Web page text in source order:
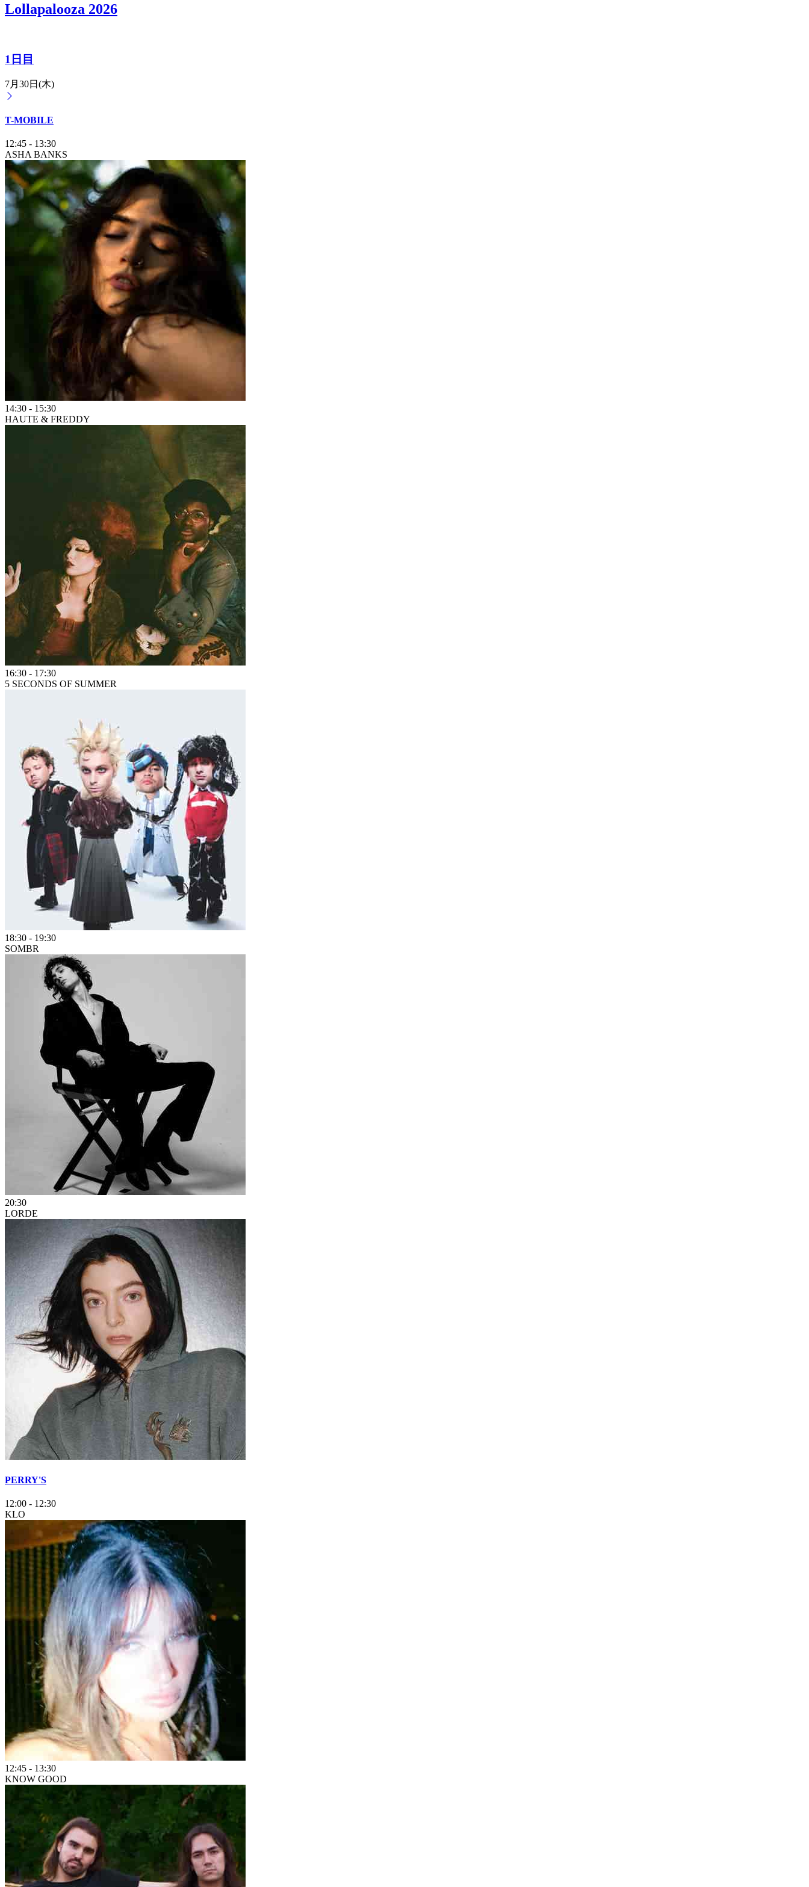
Lollapalooza 2026
1日目
7月30日(木)
T-MOBILE
12:45 - 13:30
ASHA BANKS
14:30 - 15:30
HAUTE & FREDDY
16:30 - 17:30
5 SECONDS OF SUMMER
18:30 - 19:30
SOMBR
20:30
LORDE
PERRY'S
12:00 - 12:30
KLO
12:45 - 13:30
KNOW GOOD